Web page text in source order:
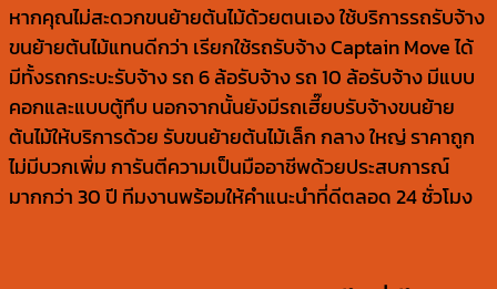
หากคุณไม่สะดวกขนย้ายต้นไม้ด้วยตนเอง ใช้บริการรถรับจ้าง
ขนย้ายต้นไม้แทนดีกว่า เรียกใช้รถรับจ้าง Captain Move ได้
มีทั้งรถกระบะรับจ้าง รถ 6 ล้อรับจ้าง รถ 10 ล้อรับจ้าง มีแบบ
คอกและแบบตู้ทึบ นอกจากนั้นยังมีรถเฮี๊ยบรับจ้างขนย้าย
ต้นไม้ให้บริการด้วย รับขนย้ายต้นไม้เล็ก กลาง ใหญ่ ราคาถูก
ไม่มีบวกเพิ่ม การันตีความเป็นมืออาชีพด้วยประสบการณ์
มากกว่า 30 ปี ทีมงานพร้อมให้คำแนะนำที่ดีตลอด 24 ชั่วโมง